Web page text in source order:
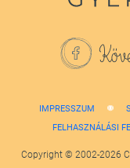
IMPRESSZUM
FELHASZNÁLÁSI
Copyright © 2002-2026